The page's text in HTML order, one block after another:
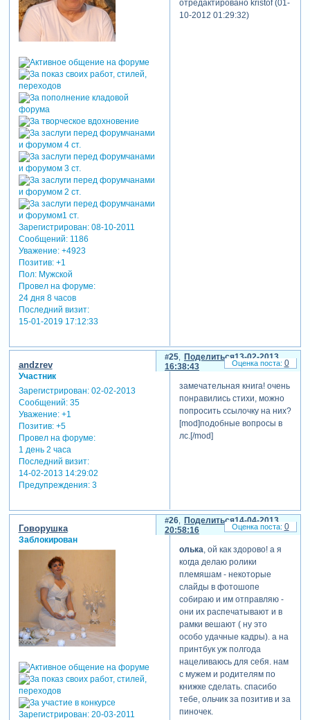
оформить ваши
фотографии.
важное — с 25
по 27 апреля
(включительно)
он
предлагается
на самых
выгодных
условиях,
действует 32%
скидка
рублей),
а во-вторых,
доступны
дополнительные
бонусы,
которые уже в
пятницу 27-го
исчезнут со
страницы
заказа.
кликните здесь,
чтобы
ознакомиться с
Зарегистрирован: 08-10-2011
Сообщений:1186
Уважение: +4923
Позитив: +1
Пол:Мужской
Провел на форуме:
24 дня 8 часов
Последний визит:
15-01-2019 17:12:33
отредактировано kristof (01-
10-2012 01:29:32)
Поделиться
25
13-02-2013
16:38:43
andzrev
Участник
Зарегистрирован: 02-02-2013
Сообщений:35
Уважение: +1
Позитив: +5
Провел на форуме:
1 день 2 часа
Последний визит:
14-02-2013 14:29:02
Предупреждения:3
замечательная книга! очень
понравились стихи, можно
попросить ссылочку на них?
[mod]подобные вопросы в
лс.[/mod]
0
Поделиться
26
14-04-2013
20:58:16
Гoворушка
Заблокирован
Зарегистрирован: 20-03-2011
олька, ой как здорово! а я
когда делаю ролики
племяшам - некоторые
слайды в фотошопе
собираю и им отправляю -
они их распечатывают и в
рамки вешают ( ну это
особо удачные кадры). а на
принтбук уж полгода
нацеливаюсь для себя. нам
с мужем и родителям по
книжке сделать. спасибо
тебе, ольчик за позитив и за
пиночек.
0